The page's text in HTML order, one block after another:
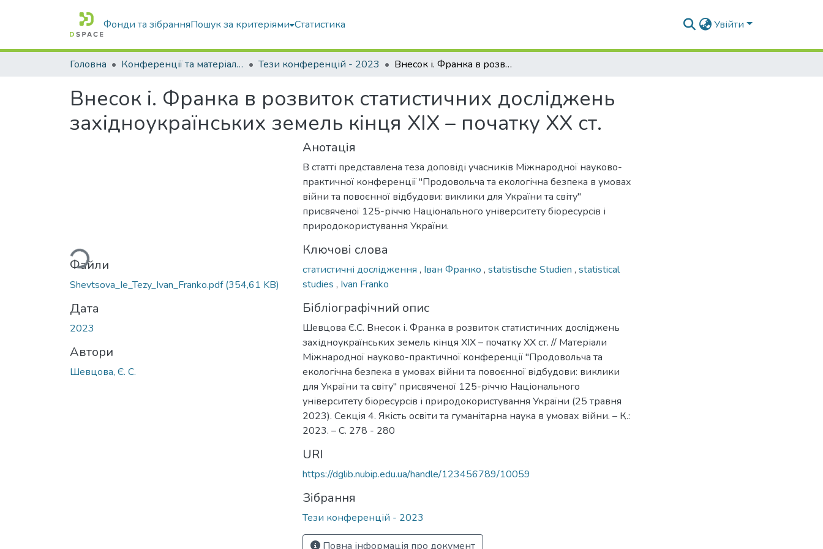
Фонди та зібранняПошук за критеріями Статистика Увійти
Головна Конференції та матеріали конференцій Тези конференцій - 2023 Внесок і. Франка в розвиток статистичних досліджень західноукраїнських земель кінця XIX – початку XX ст.
Внесок і. Франка в розвиток статистичних досліджень
західноукраїнських земель кінця XIX – початку XX ст.
Вантажиться...
Файли
Shevtsova_Ie_Tezy_Ivan_Franko.pdf(354,61 KB)
Дата
2023
Автори
Шевцова, Є. С.
Анотація
В статті представлена теза доповіді учасників Міжнародної науково-
практичної конференції "Продовольча та екологічна безпека в умовах
війни та повоєнної відбудови: виклики для України та світу"
присвяченої 125-річчю Національного університету біоресурсів і
природокористування України.
Ключові слова
статистичні дослідження , Іван Франко , statistische Studien , statistical
studies , Ivan Franko
Бібліографічний опис
Шевцова Є.С. Внесок і. Франка в розвиток статистичних досліджень
західноукраїнських земель кінця XIX – початку XX ст. // Матеріали
Міжнародної науково-практичної конференції "Продовольча та
екологічна безпека в умовах війни та повоєнної відбудови: виклики
для України та світу" присвяченої 125-річчю Національного
університету біоресурсів і природокористування України (25 травня
2023). Секція 4. Якість освіти та гуманітарна наука в умовах війни. – К.:
2023. – С. 278 - 280
URI
https://dglib.nubip.edu.ua/handle/123456789/10059
Зібрання
Тези конференцій - 2023
Повна інформація про документ